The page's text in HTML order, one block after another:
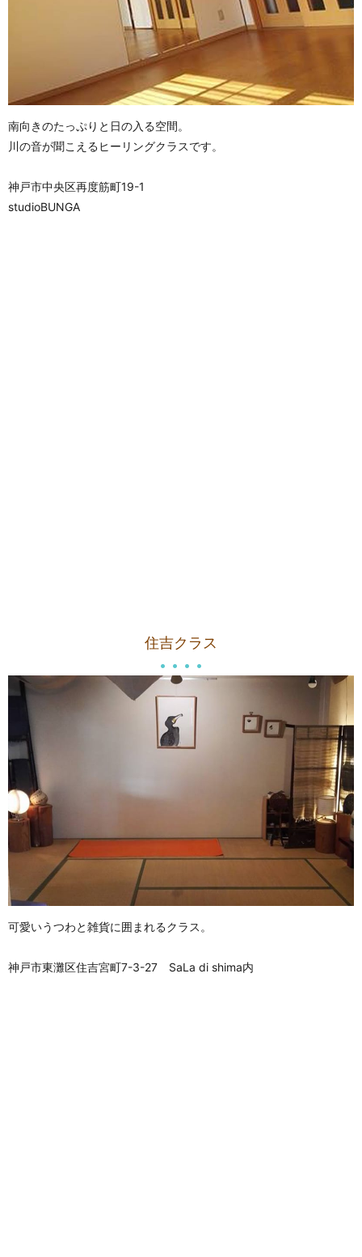
南向きのたっぷりと日の入る空間。
川の音が聞こえるヒーリングクラスです。
神戸市中央区再度筋町19-1
studioBUNGA
住吉クラス
可愛いうつわと雑貨に囲まれるクラス。
神戸市東灘区住吉宮町7-3-27 SaLa di shima内